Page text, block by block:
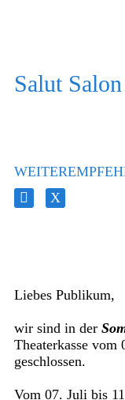
Salut Salon
Liebes Publikum,
wir sind in der
Theaterkasse
geschlossen.
Vom 07. Juli bis